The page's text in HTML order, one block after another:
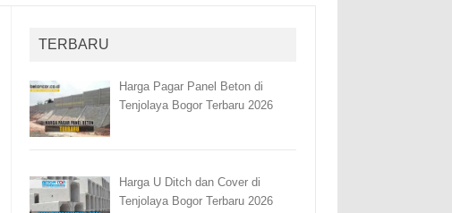
TERBARU
Harga Pagar Panel Beton di
Tenjolaya Bogor Terbaru 2026
Harga U Ditch dan Cover di
Tenjolaya Bogor Terbaru 2026